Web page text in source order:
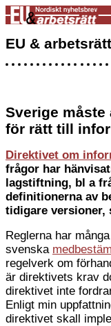
EU &
Sverige
för rätt till
Direktivet om
frågor har
lagstiftning, bl a
definitionerna av
tidigare versioner,
Reglerna har
svenska
regelverk om
är direktivets krav
direktivet inte
Enligt min
direktivet skall